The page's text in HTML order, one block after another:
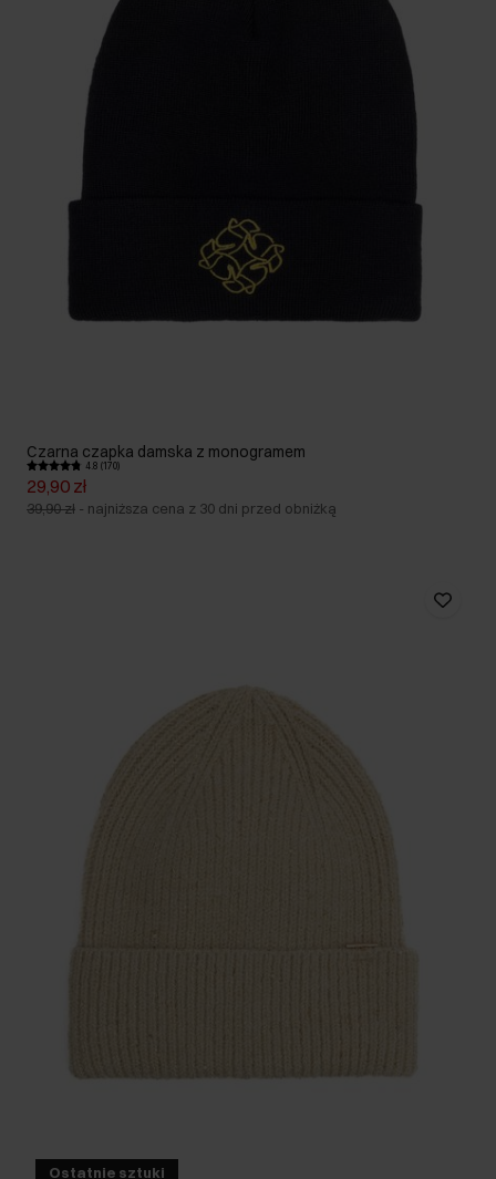
Czarna czapka damska z monogramem
4.8 (170)
29,90 zł
39,90 zł - najniższa cena z 30 dni przed obniżką
Ostatnie sztuki